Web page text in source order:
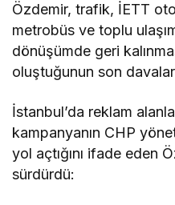
Özdemir, trafik, İETT
metrobüs ve toplu
dönüşümde geri
oluştuğunun son
İstanbul’da reklam
kampanyanın CHP
yol açtığını ifade eden
sürdürdü: